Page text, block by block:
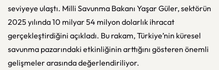
seviyeye ulaştı. Milli Savunma Bakanı Yaşar Güler, sektörün
2025 yılında 10 milyar 54 milyon dolarlık ihracat
gerçekleştirdiğini açıkladı. Bu rakam, Türkiye’nin küresel
savunma pazarındaki etkinliğinin arttığını gösteren önemli
gelişmeler arasında değerlendiriliyor.